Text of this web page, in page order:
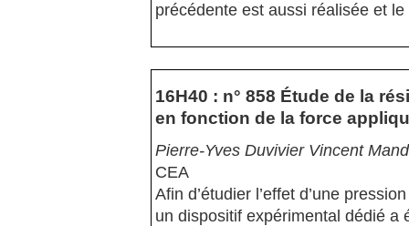
précédente est aussi réalisée et
16H40 : n° 858 Étude de la
en fonction de la force
Pierre-Yves Duvivier Vincent
CEA
Afin d’étudier l’effet d’une
un dispositif expérimental dédié a